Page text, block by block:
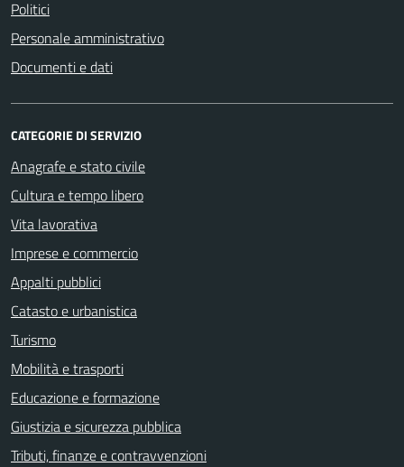
Politici
Personale amministrativo
Documenti e dati
CATEGORIE DI SERVIZIO
Anagrafe e stato civile
Cultura e tempo libero
Vita lavorativa
Imprese e commercio
Appalti pubblici
Catasto e urbanistica
Turismo
Mobilità e trasporti
Educazione e formazione
Giustizia e sicurezza pubblica
Tributi, finanze e contravvenzioni